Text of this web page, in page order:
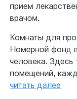
прием
врачом.
Комнаты для
Номерной фонд
человека. Здесь
помещений,
читать далее